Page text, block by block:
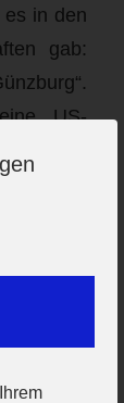
es in den
gab:
US-
melden.
einen
anderen
die